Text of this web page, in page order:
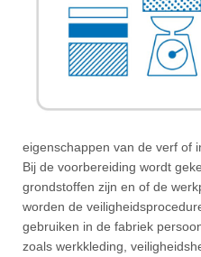
eigenschappen van de verf of
Bij de voorbereiding wordt
grondstoffen zijn en of de
worden de
gebruiken in de fabriek
zoals werkkleding,